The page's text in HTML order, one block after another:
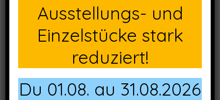
Ausstellungs- und
Einzelstücke stark
reduziert!
Du 01.08. au 31.08.2026